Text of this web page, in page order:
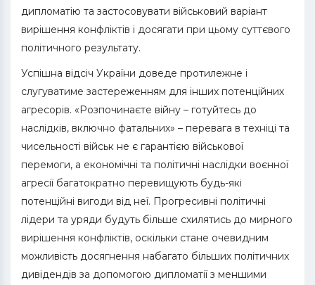
дипломатію та застосовувати військовий варіант
вирішення конфліктів і досягати при цьому суттєвого
політичного результату.
Успішна відсіч України доведе протилежне і
слугуватиме застереженням для інших потенційних
агресорів. «Розпочинаєте війну – готуйтесь до
наслідків, включно фатальних» – перевага в техніці та
чисельності військ не є гарантією військової
перемоги, а економічні та політичні наслідки воєнної
агресії багатократно перевищують будь-які
потенційні вигоди від неї. Прогресивні політичні
лідери та уряди будуть більше схилятись до мирного
вирішення конфліктів, оскільки стане очевидним
можливість досягнення набагато більших політичних
дивідендів за допомогою дипломатії з меншими